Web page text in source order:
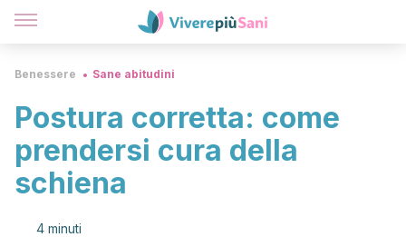
Benessere Sane abitudini
Postura corretta: come
prendersi cura della
schiena
4 minuti